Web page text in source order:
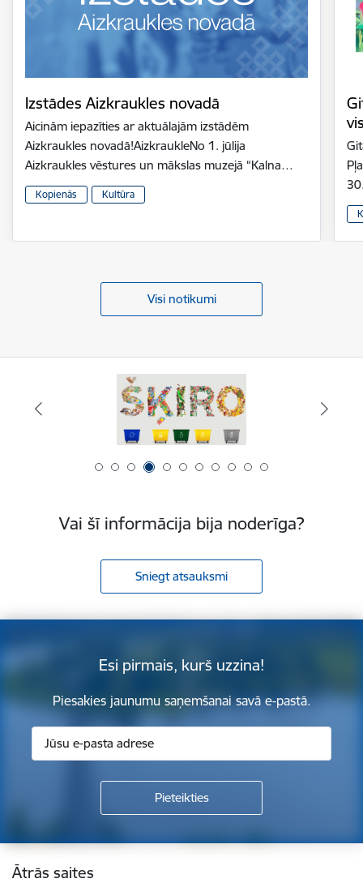
Izstādes Aizkraukles novadā
Aicinām iepazīties ar aktuālajām izstādēm
Aizkraukles novadā!AizkraukleNo 1. jūlija
Aizkraukles vēstures un mākslas muzejā “Kalna…
Kopienās Kultūra
Visi notikumi
Vai šī informācija bija noderīga?
Sniegt atsauksmi
Esi pirmais, kurš uzzina!
Piesakies jaunumu saņemšanai savā e-pastā.
Kājene
Ātrās saites